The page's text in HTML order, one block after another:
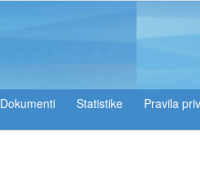
Dokumenti Statistike